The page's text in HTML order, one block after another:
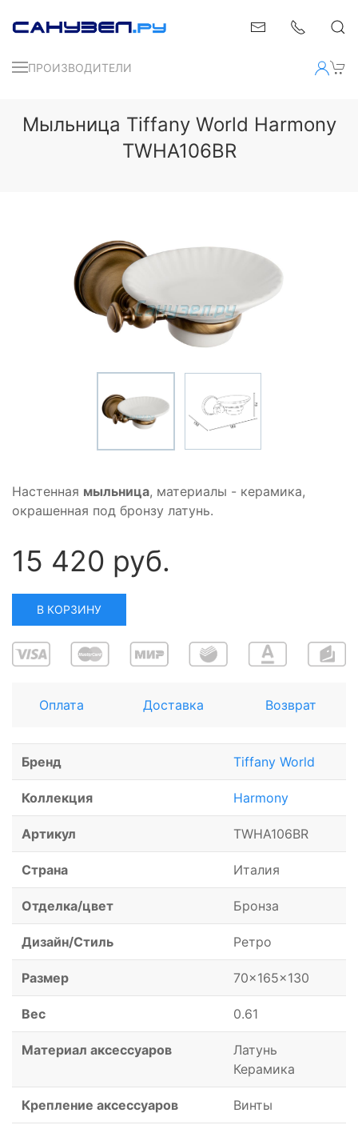
ПРОИЗВОДИТЕЛИ
Мыльница Tiffany World Harmony
TWHA106BR
Настенная мыльница, материалы - керамика,
окрашенная под бронзу латунь.
15 420 руб.
В КОРЗИНУ
Оплата Доставка Возврат
Бренд Tiffany World
Коллекция Harmony
Артикул TWHA106BR
Страна Италия
Отделка/цвет Бронза
Дизайн/Стиль Ретро
Размер 70x165x130
Вес 0.61
Материал аксессуаров
Латунь
Керамика
Крепление аксессуаров Винты